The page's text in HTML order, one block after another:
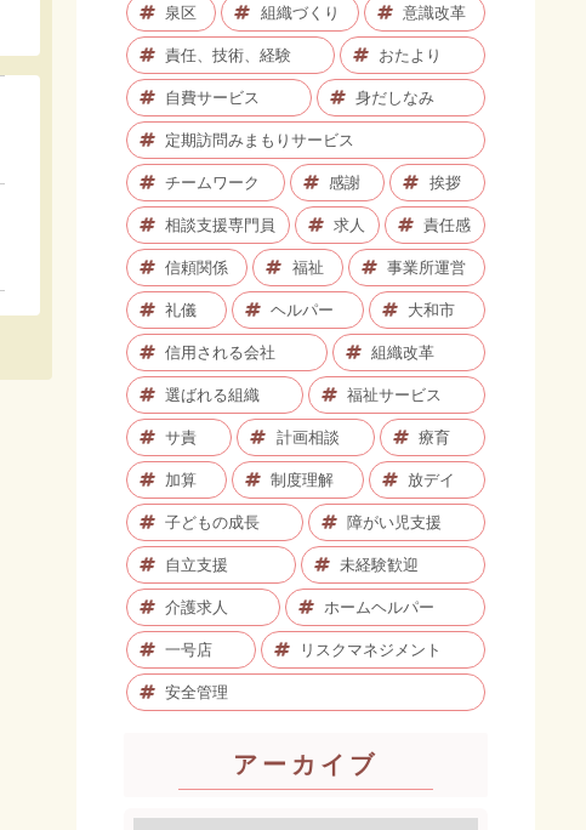
泉区 組織づくり 意識改革
責任、技術、経験 おたより
自費サービス 身だしなみ
定期訪問みまもりサービス
チームワーク 感謝 挨拶
相談支援専門員 求人 責任感
信頼関係 福祉 事業所運営
礼儀 ヘルパー 大和市
信用される会社 組織改革
選ばれる組織 福祉サービス
サ責 計画相談 療育
加算 制度理解 放デイ
子どもの成長 障がい児支援
自立支援 未経験歓迎
介護求人 ホームヘルパー
一号店 リスクマネジメント
安全管理
アーカイブ